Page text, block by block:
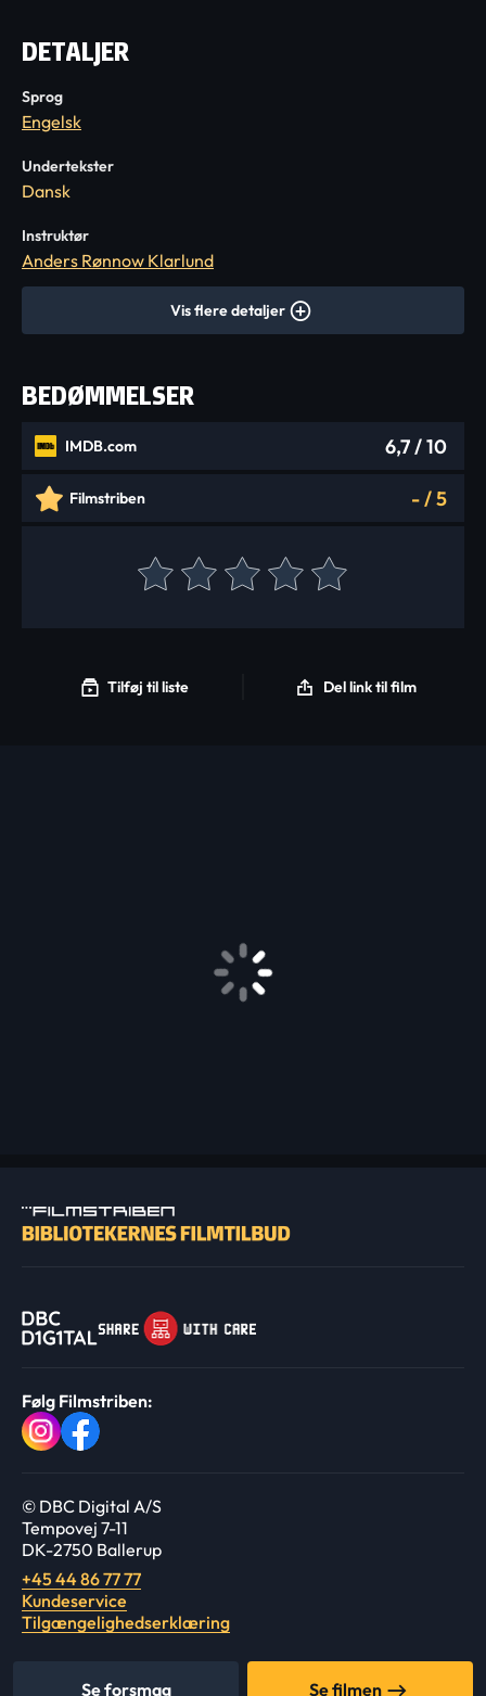
Se forsmag Se filmen
DETALJER
Sprog
Engelsk
Undertekster
Dansk
Instruktør
Anders Rønnow Klarlund
Vis flere detaljer
BEDØMMELSER
IMDB.com 6,7/ 10
Filmstriben -/5
Tilføj til liste Del link til film
Følg Filmstriben:
© DBC Digital A/S
Tempovej 7-11
DK-2750 Ballerup
+45 44 86 77 77
Kundeservice
Tilgængelighedserklæring